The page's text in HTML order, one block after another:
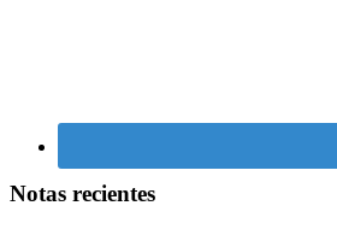
Notas recientes